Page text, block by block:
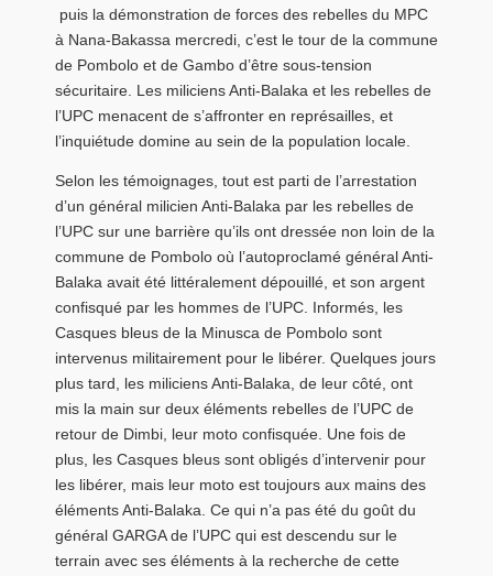
puis la démonstration de forces des rebelles du MPC
à Nana-Bakassa mercredi, c’est le tour de la commune
de Pombolo et de Gambo d’être sous-tension
sécuritaire. Les miliciens Anti-Balaka et les rebelles de
l’UPC menacent de s’affronter en représailles, et
l’inquiétude domine au sein de la population locale.
Selon les témoignages, tout est parti de l’arrestation
d’un général milicien Anti-Balaka par les rebelles de
l’UPC sur une barrière qu’ils ont dressée non loin de la
commune de Pombolo où l’autoproclamé général Anti-
Balaka avait été littéralement dépouillé, et son argent
confisqué par les hommes de l’UPC. Informés, les
Casques bleus de la Minusca de Pombolo sont
intervenus militairement pour le libérer. Quelques jours
plus tard, les miliciens Anti-Balaka, de leur côté, ont
mis la main sur deux éléments rebelles de l’UPC de
retour de Dimbi, leur moto confisquée. Une fois de
plus, les Casques bleus sont obligés d’intervenir pour
les libérer, mais leur moto est toujours aux mains des
éléments Anti-Balaka. Ce qui n’a pas été du goût du
général GARGA de l’UPC qui est descendu sur le
terrain avec ses éléments à la recherche de cette